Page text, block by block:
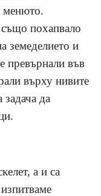
менюто.
похапвало
земеделието и
превърнали във
върху нивите
да
а и са